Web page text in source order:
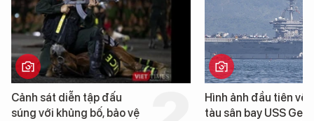
Cảnh sát diễn tập đấu
súng với khủng bố, bảo vệ
Hình ảnh đầu tiên về
tàu sân bay USS